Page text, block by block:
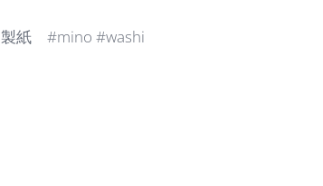
紙 #mino #washi